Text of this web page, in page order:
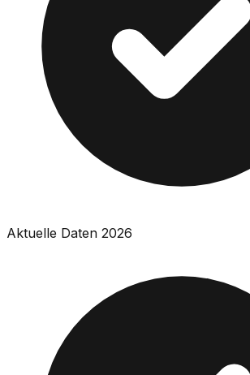
Aktuelle Daten 2026